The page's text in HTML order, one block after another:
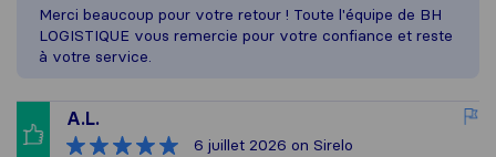
Merci beaucoup pour votre retour ! Toute l'équipe de BH
LOGISTIQUE vous remercie pour votre confiance et reste
à votre service.
A.L.
6 juillet 2026 on Sirelo